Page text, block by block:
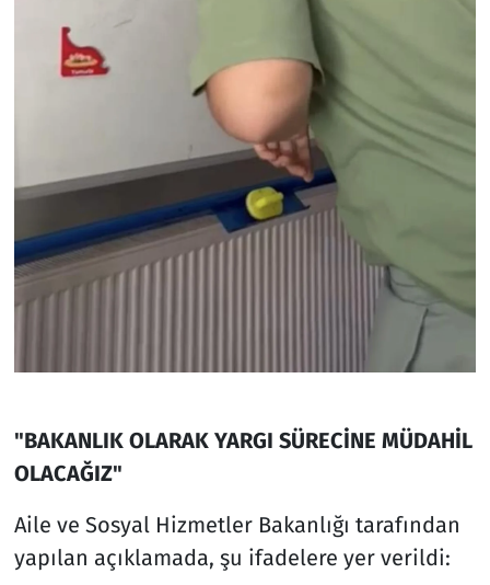
"BAKANLIK OLARAK YARGI SÜRECİNE MÜDAHİL
OLACAĞIZ"
Aile ve Sosyal Hizmetler Bakanlığı tarafından
yapılan açıklamada, şu ifadelere yer verildi: